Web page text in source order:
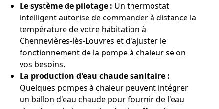
Le système de pilotage : Un thermostat
intelligent autorise de commander à distance la
température de votre habitation à
Chennevières-lès-Louvres et d'ajuster le
fonctionnement de la pompe à chaleur selon
vos besoins.
La production d'eau chaude sanitaire :
Quelques pompes à chaleur peuvent intégrer
un ballon d'eau chaude pour fournir de l'eau